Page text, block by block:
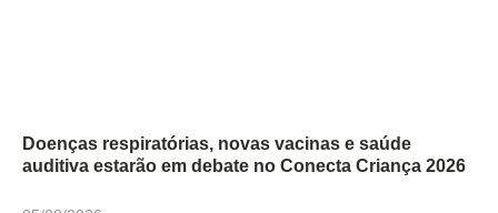
Doenças respiratórias, novas vacinas e saúde
auditiva estarão em debate no Conecta Criança 2026